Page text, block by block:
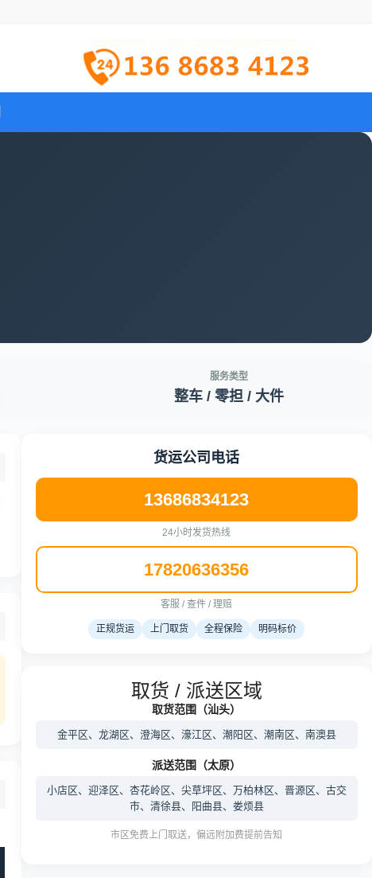
服务类型
整车 / 零担 / 大件
货运公司电话
13686834123
24小时发货热线
17820636356
客服 / 查件 / 理赔
正规货运 上门取货 全程保险 明码标价
取货 / 派送区域
取货范围（汕头）
金平区、龙湖区、澄海区、濠江区、潮阳区、潮南区、南澳县
派送范围（太原）
小店区、迎泽区、杏花岭区、尖草坪区、万柏林区、晋源区、古交
市、清徐县、阳曲县、娄烦县
市区免费上门取送，偏远附加费提前告知